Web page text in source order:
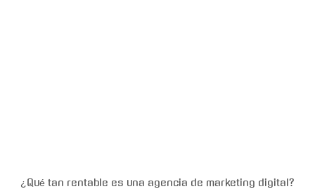
¿Qué tan rentable es una agencia de marketing digital?